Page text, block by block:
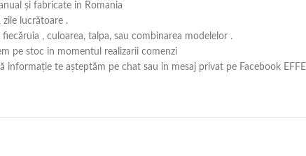
și fabricate in Romania
lucrătoare .
, culoarea, talpa, sau combinarea modelelor .
pe stoc in momentul realizarii comenzi
te așteptăm pe chat sau in mesaj privat pe Facebook